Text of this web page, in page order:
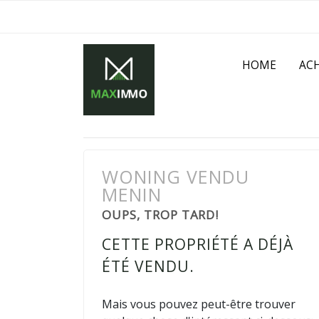
HOME
WONING VENDU
MENIN
OUPS, TROP TARD!
CETTE PROPRIÉTÉ A DÉJÀ
ÉTÉ VENDU.
Mais vous pouvez peut-être trouver